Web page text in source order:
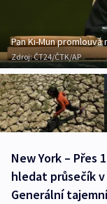
Pan Ki-Mun promlouvá
Zdroj:ČT24/ČTK/AP
New York – Přes
hledat průsečík
Generální